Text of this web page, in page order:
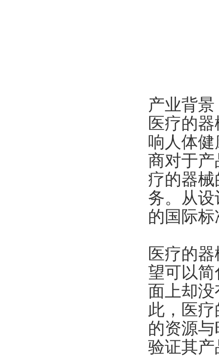
产业背景
医疗的
响人体
商对于
疗的器
务。从
的国际
医疗的
望可以
面上却
此，医
的资源
验证其